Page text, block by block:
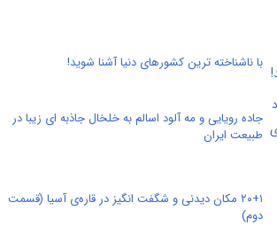
با ناشناخته ترین کشورهای دنیا آشنا شوید!‏
جاده رویایی و مه آلود اسالم به خلخال جاذبه ای زیبا در
طبیعت ایران
۲۰+۱ مکان دیدنی و شگفت انگیز در قاره‌ی آسیا (قسمت
دوم)